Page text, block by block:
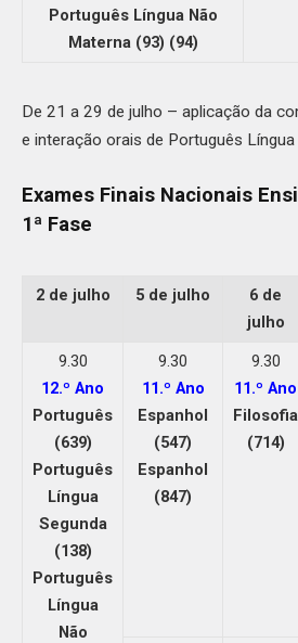
Português Língua Não
Materna (93) (94)
De 21 a 29 de julho – aplicação da
e interação orais de Português
Exames Finais Nacionais
1ª Fase
2 de julho 5 de julho
6 de
julho
9.30
12.º Ano
Português
(639)
Português
Língua
Segunda
(138)
Português
Língua
Não
9.30
11.º Ano
Espanhol
(547)
Espanhol
(847)
9.30
11.º Ano
Filosofia
(714)